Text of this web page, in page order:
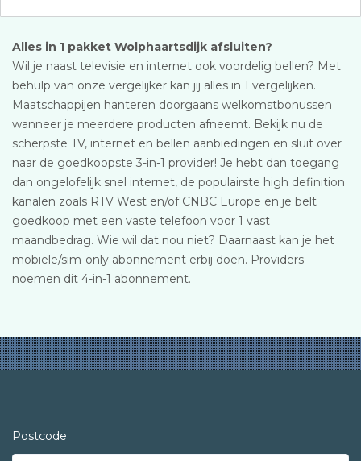
Alles in 1 pakket Wolphaartsdijk afsluiten?
Wil je naast televisie en internet ook voordelig bellen? Met
behulp van onze vergelijker kan jij alles in 1 vergelijken.
Maatschappijen hanteren doorgaans welkomstbonussen
wanneer je meerdere producten afneemt. Bekijk nu de
scherpste TV, internet en bellen aanbiedingen en sluit over
naar de goedkoopste 3-in-1 provider! Je hebt dan toegang
dan ongelofelijk snel internet, de populairste high definition
kanalen zoals RTV West en/of CNBC Europe en je belt
goedkoop met een vaste telefoon voor 1 vast
maandbedrag. Wie wil dat nou niet? Daarnaast kan je het
mobiele/sim-only abonnement erbij doen. Providers
noemen dit 4-in-1 abonnement.
Postcode